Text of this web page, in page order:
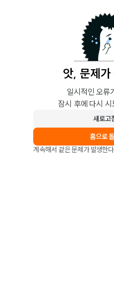
앗, 문제
일시적인 오류
잠시 후에 다시
새로고
홈으로
계속해서 같은 문제가 발생한